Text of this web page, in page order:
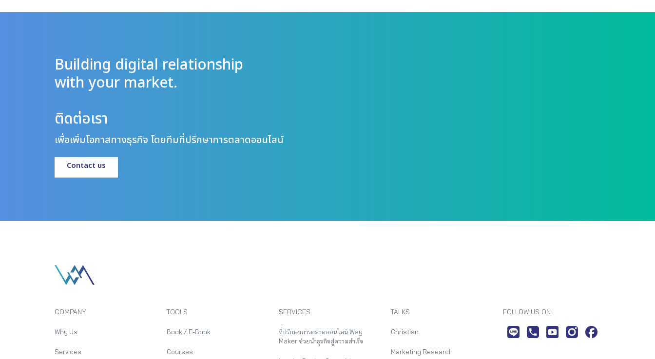
Building digital relationship
with your market.
ติดต่อเรา
เพื่อเพิ่มโอกาสทางธุรกิจ โดยทีมที่ปรึกษาการตลาดออนไลน์
Contact us
COMPANY
Why Us
Services
TOOLS
Book / E-Book
Courses
SERVICES
ที่ปรึกษาการตลาดออนไลน์ Way
Maker ช่วยนำธุรกิจสู่ความสำเร็จ
TALKS
Christian
Marketing Research
FOLLOW US ON